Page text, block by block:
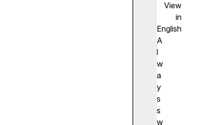
View
in
English
A
l
w
a
y
s
s
w